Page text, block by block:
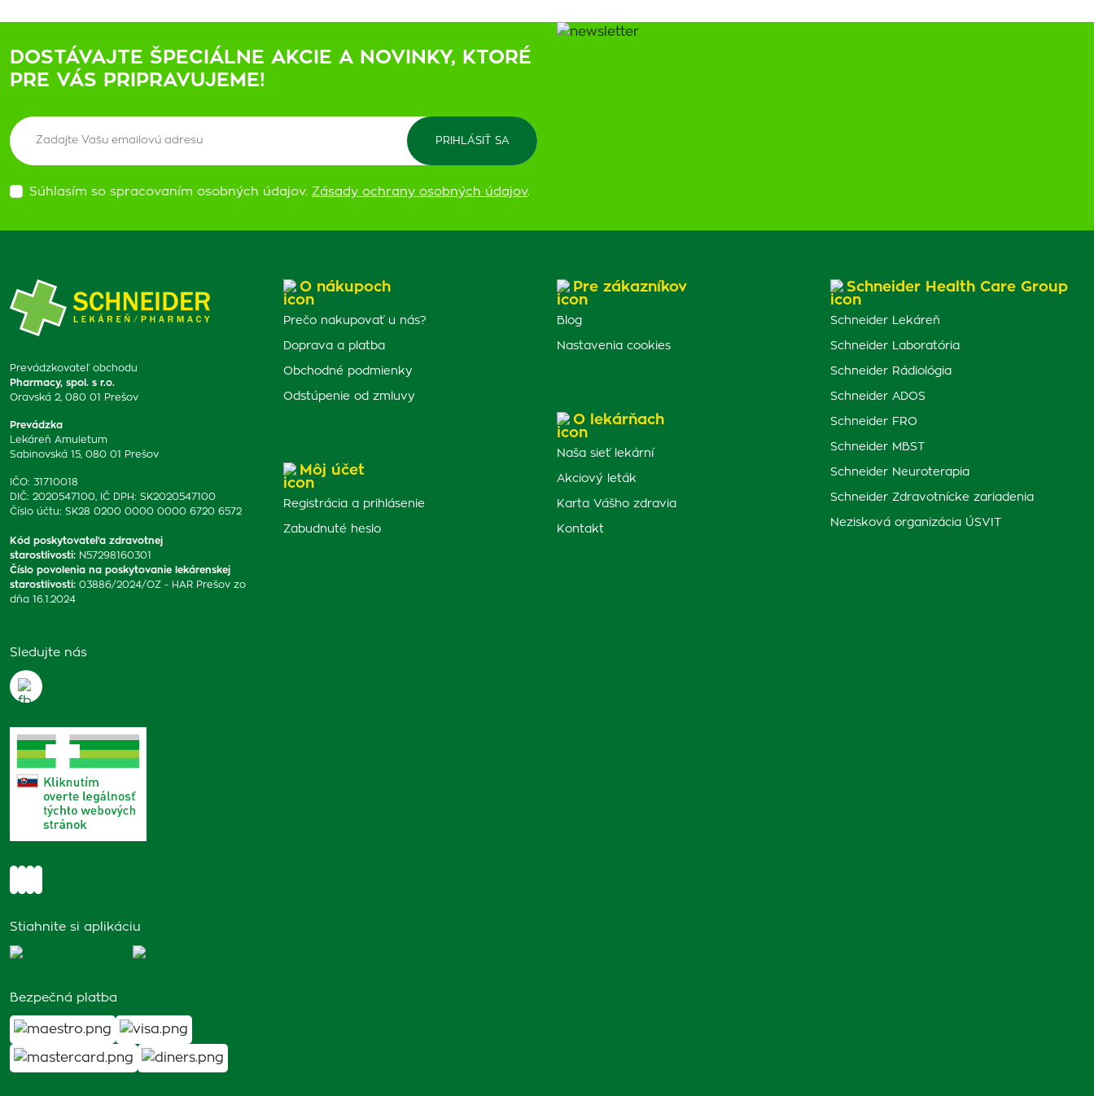
DOSTÁVAJTE ŠPECIÁLNE AKCIE A NOVINKY, KTORÉ
PRE VÁS PRIPRAVUJEME!
Súhlasím so spracovaním osobných údajov. Zásady ochrany osobných údajov.
Prevádzkovateľ obchodu
Pharmacy, spol. s r.o.
Oravská 2, 080 01 Prešov
Prevádzka
Lekáreň Amuletum
Sabinovská 15, 080 01 Prešov
IČO: 31710018
DIČ: 2020547100, IČ DPH: SK2020547100
Číslo účtu: SK28 0200 0000 0000 6720 6572
Kód poskytovateľa zdravotnej
starostlivosti: N57298160301
Číslo povolenia na poskytovanie lekárenskej
starostlivosti: 03886/2024/OZ - HAR Prešov zo
dňa 16.1.2024
Sledujte nás
Stiahnite si aplikáciu
Bezpečná platba
O nákupoch
Prečo nakupovať u nás?
Doprava a platba
Obchodné podmienky
Odstúpenie od zmluvy
Môj účet
Registrácia a prihlásenie
Zabudnuté heslo
Pre zákazníkov
Blog
Nastavenia cookies
O lekárňach
Naša sieť lekární
Akciový leták
Karta Vášho zdravia
Kontakt
Schneider Health Care Group
Schneider Lekáreň
Schneider Laboratória
Schneider Rádiológia
Schneider ADOS
Schneider FRO
Schneider MBST
Schneider Neuroterapia
Schneider Zdravotnícke zariadenia
Nezisková organizácia ÚSVIT